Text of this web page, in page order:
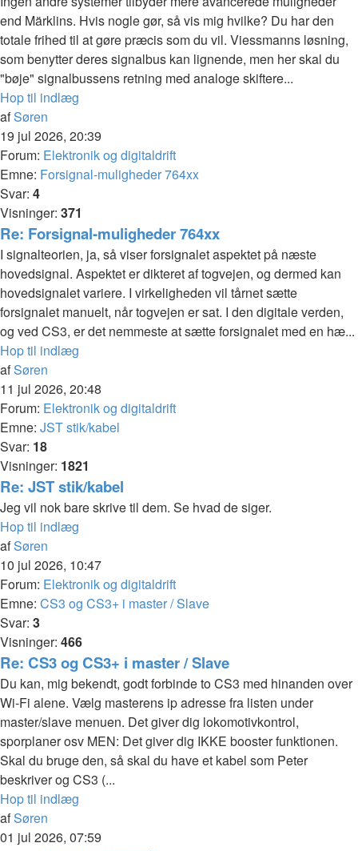
end Märklins. Hvis nogle gør, så vis mig hvilke? Du har den
totale frihed til at gøre præcis som du vil. Viessmanns løsning,
som benytter deres signalbus kan lignende, men her skal du
"bøje" signalbussens retning med analoge skiftere...
Hop til indlæg
afSøren
19 jul 2026, 20:39
Forum: Elektronik og digitaldrift
Emne: Forsignal-muligheder 764xx
Svar: 4
Visninger: 371
Re: Forsignal-muligheder 764xx
I signalteorien, ja, så viser forsignalet aspektet på næste
hovedsignal. Aspektet er dikteret af togvejen, og dermed kan
hovedsignalet variere. I virkeligheden vil tårnet sætte
forsignalet manuelt, når togvejen er sat. I den digitale verden,
og ved CS3, er det nemmeste at sætte forsignalet med en hæ...
Hop til indlæg
afSøren
11 jul 2026, 20:48
Forum: Elektronik og digitaldrift
Emne: JST stik/kabel
Svar: 18
Visninger: 1821
Re: JST stik/kabel
Jeg vil nok bare skrive til dem. Se hvad de siger.
Hop til indlæg
afSøren
10 jul 2026, 10:47
Forum: Elektronik og digitaldrift
Emne: CS3 og CS3+ i master / Slave
Svar: 3
Visninger: 466
Re: CS3 og CS3+ i master / Slave
Du kan, mig bekendt, godt forbinde to CS3 med hinanden over
Wi-Fi alene. Vælg masterens ip adresse fra listen under
master/slave menuen. Det giver dig lokomotivkontrol,
sporplaner osv MEN: Det giver dig IKKE booster funktionen.
Skal du bruge den, så skal du have et kabel som Peter
beskriver og CS3 (...
Hop til indlæg
afSøren
01 jul 2026, 07:59